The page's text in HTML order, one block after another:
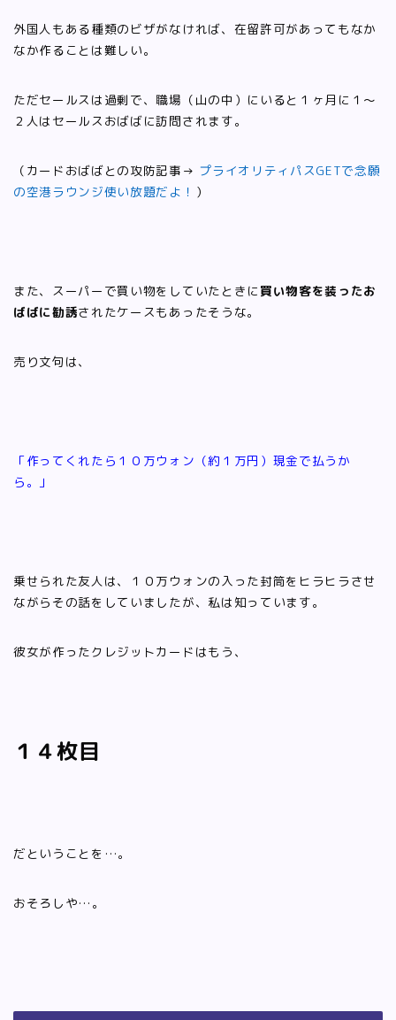
外国人もある種類のビザがなければ、在留許可があってもなか
なか作ることは難しい。
ただセールスは過剰で、職場（山の中）にいると１ヶ月に１～
２人はセールスおばばに訪問されます。
（カードおばばとの攻防記事→ プライオリティパスGETで念願
の空港ラウンジ使い放題だよ！ ）
また、スーパーで買い物をしていたときに 買い物客を装ったお
ばばに勧誘されたケースもあったそうな。
売り文句は、
「作ってくれたら１０万ウォン（約１万円）現金で払うか
ら。」
乗せられた友人は、１０万ウォンの入った封筒をヒラヒラさせ
ながらその話をしていましたが、私は知っています。
彼女が作ったクレジットカードはもう、
１４枚目
だということを…。
おそろしや…。